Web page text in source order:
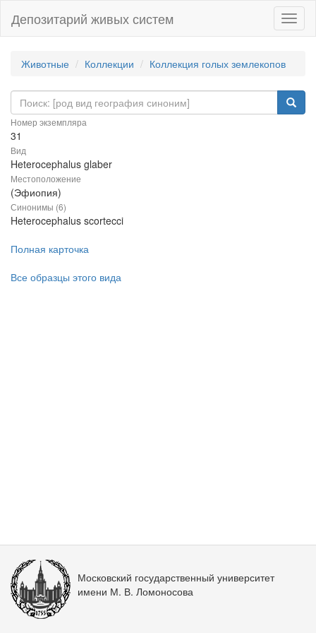
Депозитарий живых систем
Животные Коллекции Коллекция голых землекопов
Номер экземпляра
31
Вид
Heterocephalus glaber
Местоположение
(Эфиопия)
Синонимы (6)
Heterocephalus scortecci
Полная карточка
Все образцы этого вида
Московский государственный университет
имени М. В. Ломоносова